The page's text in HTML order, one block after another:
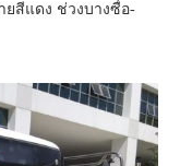
ยสีแดง ช่วงบางซื่อ-